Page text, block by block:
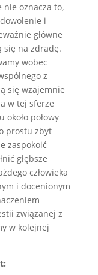
nie oznacza to,
i
główne
się na zdradę.
wobec
z
się wzajemnie
w tej sferze
połowy
prostu zbyt
zaspokoić
głębsze
człowieka
i docenionym
związanej z
w kolejnej